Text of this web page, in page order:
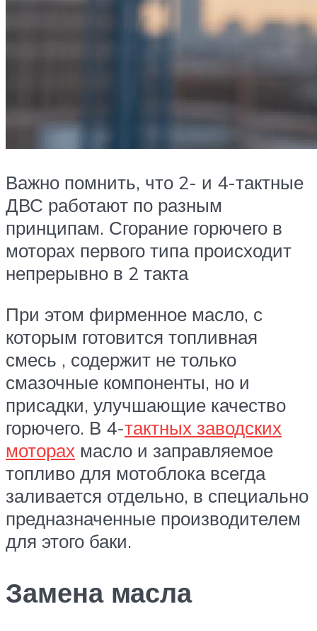
Важно помнить, что 2- и 4-тактные
ДВС работают по разным
принципам. Сгорание горючего в
моторах первого типа происходит
непрерывно в 2 такта
При этом фирменное масло, с
которым готовится топливная
смесь , содержит не только
смазочные компоненты, но и
присадки, улучшающие качество
горючего. В 4-тактных заводских
моторах масло и заправляемое
топливо для мотоблока всегда
заливается отдельно, в специально
предназначенные производителем
для этого баки.
Замена масла